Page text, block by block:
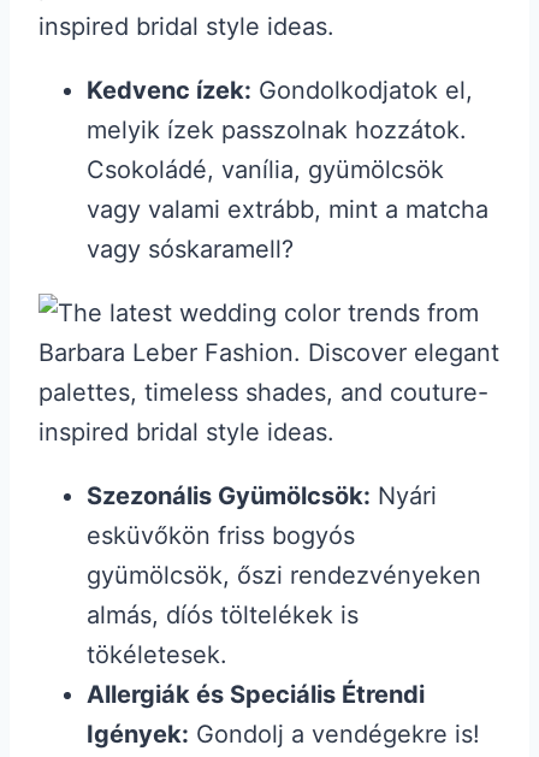
Kedvenc ízek: Gondolkodjatok el,
melyik ízek passzolnak hozzátok.
Csokoládé, vanília, gyümölcsök
vagy valami extrább, mint a matcha
vagy sóskaramell?
Szezonális Gyümölcsök: Nyári
esküvőkön friss bogyós
gyümölcsök, őszi rendezvényeken
almás, díós töltelékek is
tökéletesek.
Allergiák és Speciális Étrendi
Igények: Gondolj a vendégekre is!